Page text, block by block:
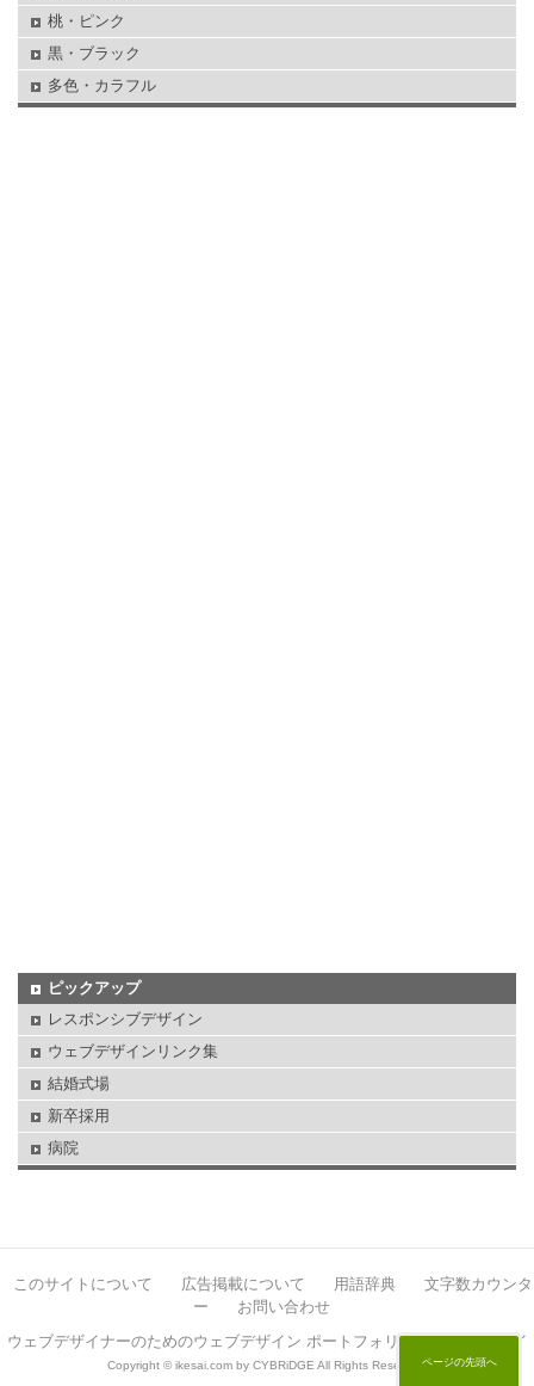
桃・ピンク
黒・ブラック
多色・カラフル
ピックアップ
レスポンシブデザイン
ウェブデザインリンク集
結婚式場
新卒採用
病院
ページの先頭へ
このサイトについて 広告掲載について 用語辞典
文字数カウンタ
ー
お問い合わせ
ウェブデザイナーのためのウェブデザイン ポートフォリオサイト イケサイ
Copyright © ikesai.com by CYBRiDGE All Rights Reserved.